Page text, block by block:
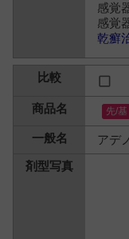
感覚
感覚
乾癬
アデ